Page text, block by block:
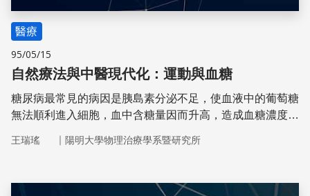
醫療
95/05/15
自然療法與中醫現代化：運動與血糖
糖尿病最常見的病因是胰島素分泌不足，使血液中的葡萄糖
無法順利進入細胞，血中含糖量因而升高，造成血糖濃度過
王瑞瑤 ｜ 陽明大學物理治療學系暨研究所